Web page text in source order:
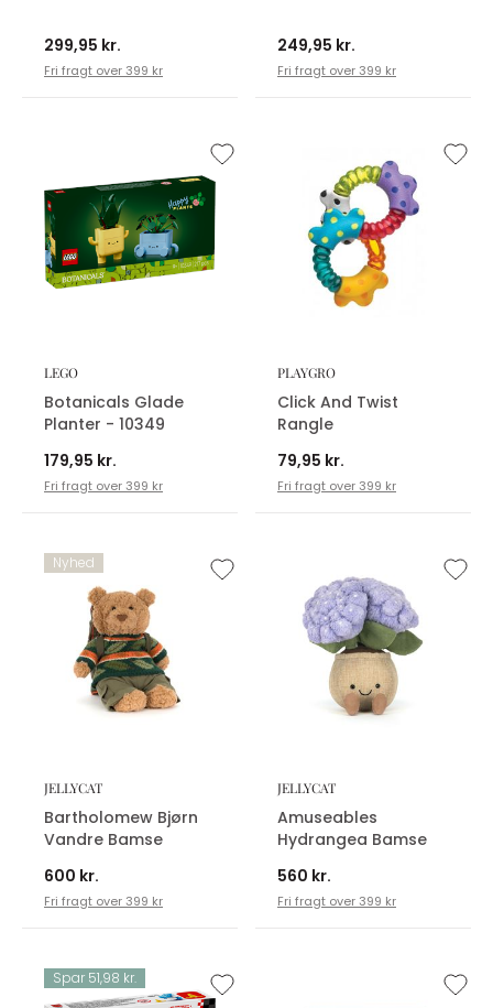
299,95 kr.
Fri fragt over 399 kr
249,95 kr.
Fri fragt over 399 kr
LEGO
Botanicals Glade
Planter - 10349
179,95 kr.
Fri fragt over 399 kr
PLAYGRO
Click And Twist
Rangle
79,95 kr.
Fri fragt over 399 kr
Nyhed
JELLYCAT
Bartholomew Bjørn
Vandre Bamse
600 kr.
Fri fragt over 399 kr
JELLYCAT
Amuseables
Hydrangea Bamse
560 kr.
Fri fragt over 399 kr
Spar 51,98 kr.